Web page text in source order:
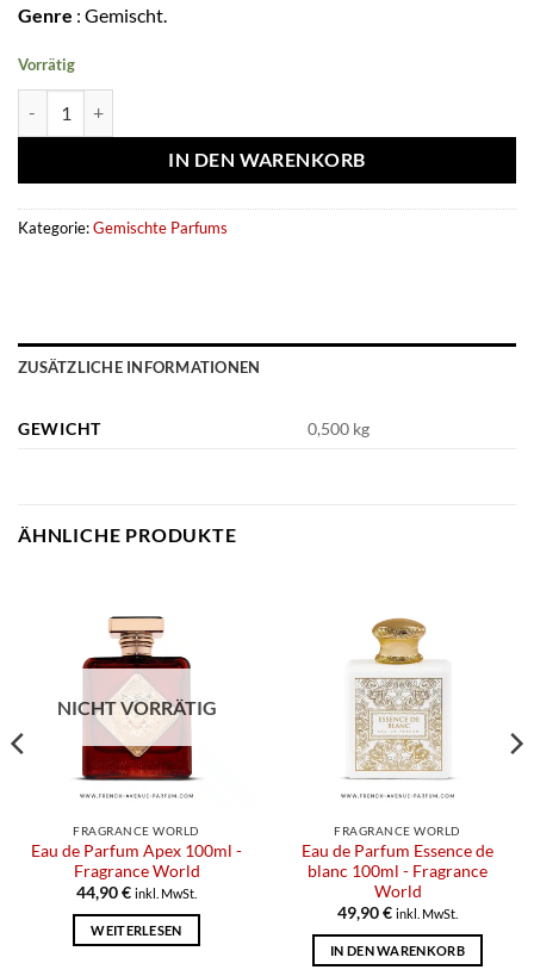
Genre : Gemischt.
Vorrätig
IN DEN WARENKORB
Kategorie:Gemischte Parfums
ZUSÄTZLICHE INFORMATIONEN
GEWICHT 0,500 kg
ÄHNLICHE PRODUKTE
NICHT VORRÄTIG
FRAGRANCE WORLD
Eau de Parfum Apex 100ml -
Fragrance World
44,90€ inkl. MwSt.
WEITERLESEN
FRAGRANCE WORLD
Eau de Parfum Essence de
blanc 100ml - Fragrance
World
49,90€ inkl. MwSt.
IN DEN WARENKORB